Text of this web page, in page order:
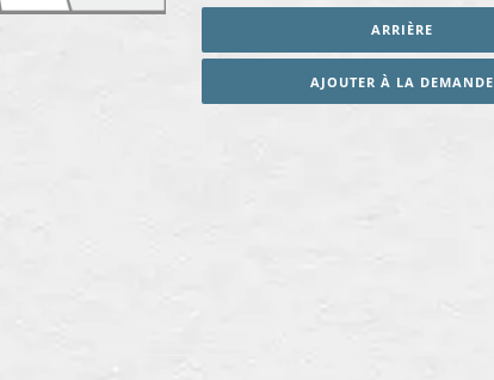
ARRIÈRE
AJOUTER À LA DEMANDE